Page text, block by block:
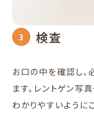
検査
お口の中を確認し
ます。レントゲン写
わかりやすいように